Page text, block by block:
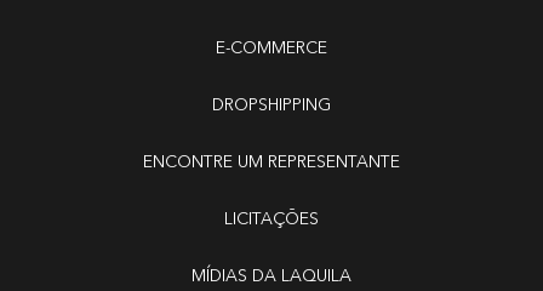
E-COMMERCE
DROPSHIPPING
ENCONTRE UM REPRESENTANTE
LICITAÇÕES
MÍDIAS DA LAQUILA